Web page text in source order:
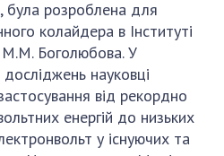
була розроблена для
колайдера в Інституті
М.М. Боголюбова. У
науковці
від рекордно
енергій до низьких
у існуючих та